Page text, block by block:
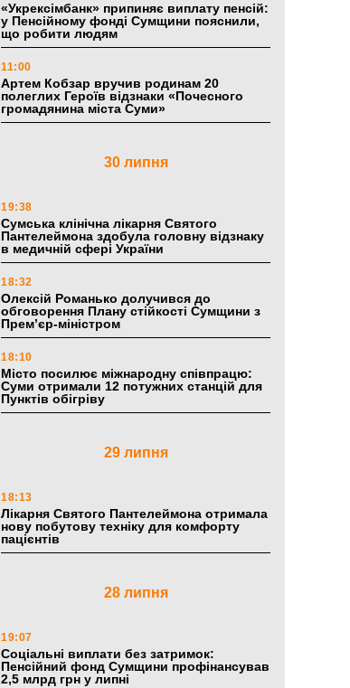
«Укрексімбанк» припиняє виплату пенсій:
у Пенсійному фонді Сумщини пояснили,
що робити людям
11:00
Артем Кобзар вручив родинам 20
полеглих Героїв відзнаки «Почесного
громадянина міста Суми»
30 липня
19:38
Сумська клінічна лікарня Святого
Пантелеймона здобула головну відзнаку
в медичній сфері України
18:32
Олексій Романько долучився до
обговорення Плану стійкості Сумщини з
Прем’єр-міністром
18:10
Місто посилює міжнародну співпрацю:
Суми отримали 12 потужних станцій для
Пунктів обігріву
29 липня
18:13
Лікарня Святого Пантелеймона отримала
нову побутову техніку для комфорту
пацієнтів
28 липня
19:07
Соціальні виплати без затримок:
Пенсійний фонд Сумщини профінансував
2,5 млрд грн у липні